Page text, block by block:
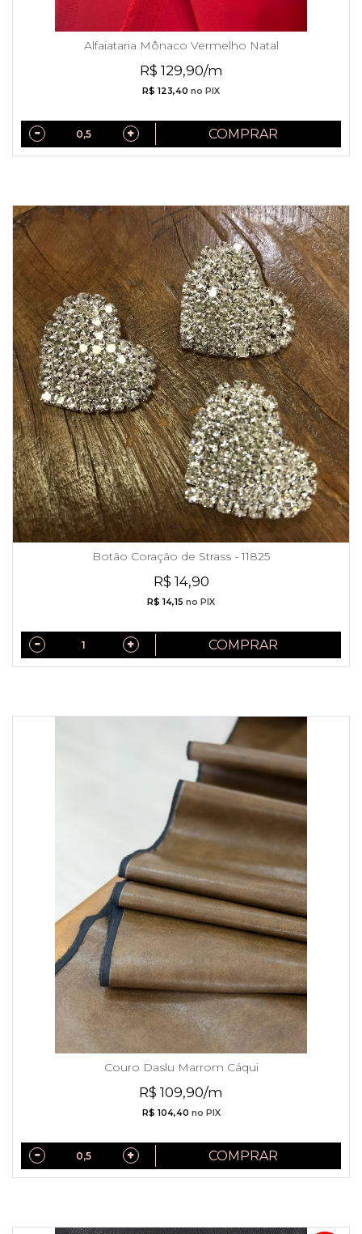
Alfaiataria Mônaco Vermelho Natal
R$ 129,90/m
R$ 123,40 no PIX
COMPRAR
Botão Coração de Strass - 11825
R$ 14,90
R$ 14,15 no PIX
COMPRAR
Couro Daslu Marrom Cáqui
R$ 109,90/m
R$ 104,40 no PIX
COMPRAR